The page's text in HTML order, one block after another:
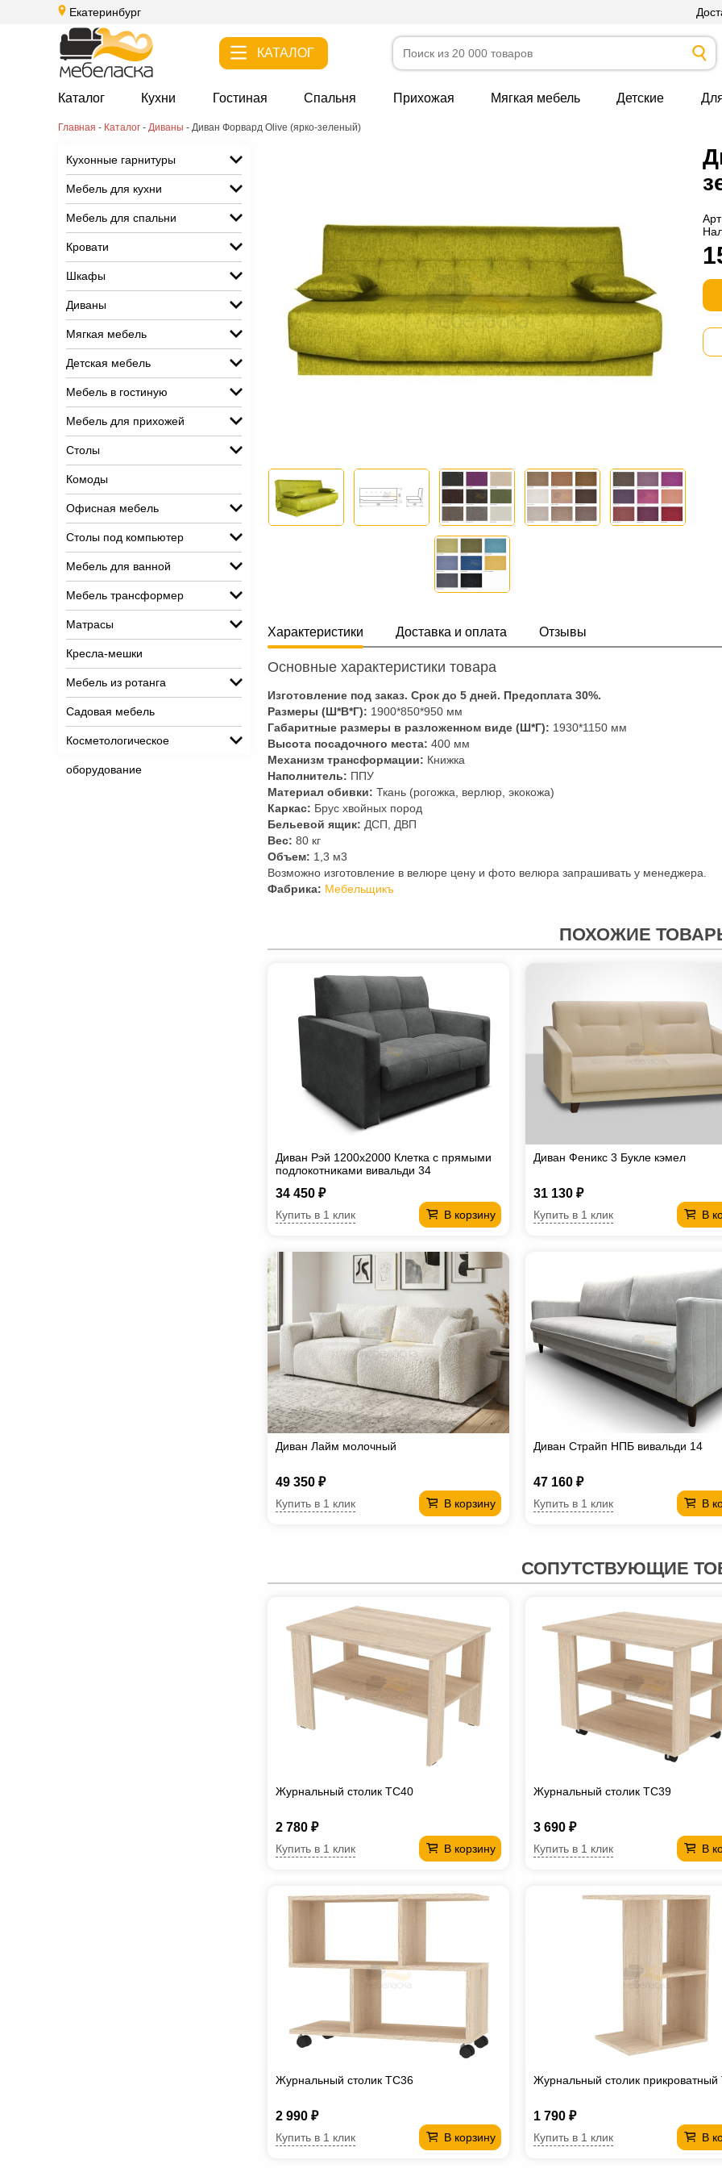
Екатеринбург
КАТАЛОГ
Каталог Кухни Гостиная Спальня Прихожая Мягкая мебель Детские
Главная - Каталог - Диваны - Диван Форвард Olive (ярко-зеленый)
Кухонные гарнитуры
Мебель для кухни
Мебель для спальни
Кровати
Шкафы
Диваны
Мягкая мебель
Детская мебель
Мебель в гостиную
Мебель для прихожей
Столы
Комоды
Офисная мебель
Столы под компьютер
Мебель для ванной
Мебель трансформер
Матрасы
Кресла-мешки
Мебель из ротанга
Садовая мебель
Косметологическое
оборудование
Характеристики Доставка и оплата Отзывы
Основные характеристики товара
Изготовление под заказ. Срок до 5 дней. Предоплата 30%.
Размеры (Ш*В*Г): 1900*850*950 мм
Габаритные размеры в разложенном виде (Ш*Г): 1930*1150 мм
Высота посадочного места: 400 мм
Механизм трансформации: Книжка
Наполнитель: ППУ
Материал обивки: Ткань (рогожка, верлюр, экокожа)
Каркас: Брус хвойных пород
Бельевой ящик: ДСП, ДВП
Вес: 80 кг
Объем: 1,3 м3
Возможно изготовление в велюре цену и фото велюра запрашивать у менеджера.
Фабрика: Мебельщикъ
ПОХОЖИЕ
Диван Рэй 1200х2000 Клетка с прямыми
подлокотниками вивальди 34
34 450 ₽
В корзину
Купить в 1 клик
Диван Феникс 3 Букле кэмел
31 130 ₽
В
Купить в 1 клик
Диван Лайм молочный
49 350 ₽
В корзину
Купить в 1 клик
Диван Страйп НПБ вивальди 14
47 160 ₽
В
Купить в 1 клик
СОПУТСТВУЮЩИЕ
Журнальный столик TC40
2 780 ₽
В корзину
Купить в 1 клик
Журнальный столик TC39
3 690 ₽
В
Купить в 1 клик
Журнальный столик TC36
2 990 ₽
В корзину
Купить в 1 клик
Журнальный столик прикроватный
1 790 ₽
В
Купить в 1 клик